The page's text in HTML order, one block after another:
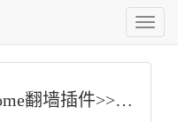
切
换
菜
密码保护：Google Chrome翻墙插件>>时空隧道/永久免费/附邀请码